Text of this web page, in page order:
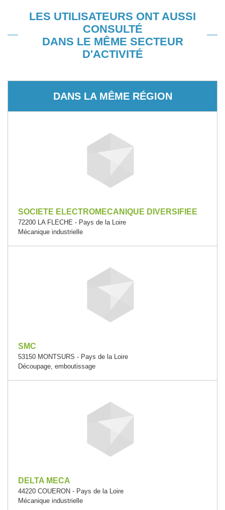
LES UTILISATEURS ONT AUSSI
CONSULTÉ
DANS LE MÊME SECTEUR
D'ACTIVITÉ
DANS LA MÊME RÉGION
SOCIETE ELECTROMECANIQUE DIVERSIFIEE
72200 LA FLECHE - Pays de la Loire
Mécanique industrielle
SMC
53150 MONTSURS - Pays de la Loire
Découpage, emboutissage
DELTA MECA
44220 COUERON - Pays de la Loire
Mécanique industrielle